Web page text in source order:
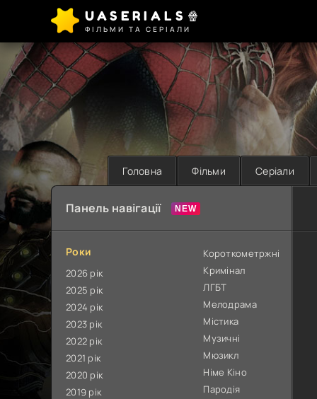
UASERIALS🍿
ФІЛЬМИ ТА СЕРІАЛИ
Головна Фільми Серіали
Панель навігації
Роки
2026 рік
2025 рік
2024 рік
2023 рік
2022 рік
2021 рік
2020 рік
2019 рік
Короткометржні
Кримінал
ЛГБТ
Мелодрама
Містика
Музичні
Мюзикл
Німе Кіно
Пародія